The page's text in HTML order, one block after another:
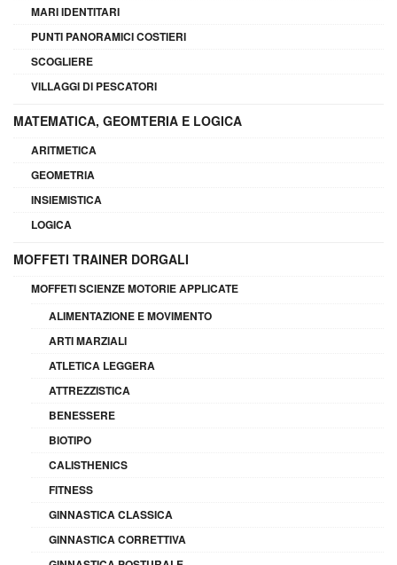
MARI IDENTITARI
PUNTI PANORAMICI COSTIERI
SCOGLIERE
VILLAGGI DI PESCATORI
MATEMATICA, GEOMTERIA E LOGICA
ARITMETICA
GEOMETRIA
INSIEMISTICA
LOGICA
MOFFETI TRAINER DORGALI
MOFFETI SCIENZE MOTORIE APPLICATE
ALIMENTAZIONE E MOVIMENTO
ARTI MARZIALI
ATLETICA LEGGERA
ATTREZZISTICA
BENESSERE
BIOTIPO
CALISTHENICS
FITNESS
GINNASTICA CLASSICA
GINNASTICA CORRETTIVA